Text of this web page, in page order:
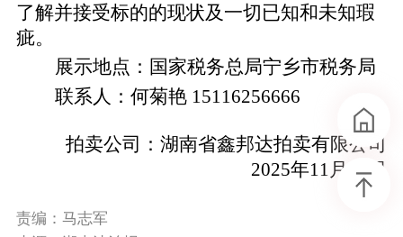
了解并接受标的的现状及一切已知和未知瑕
疵。
展示地点： 国家税务总局宁乡市税务局
联系人： 何菊艳 15116256666
拍卖公司：湖南省鑫邦达拍卖有限公司
2025年11 月 26日
责编：马志军